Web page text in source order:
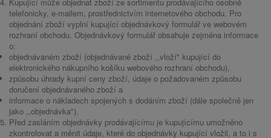
telefonicky, e-mailem, prostřednictvím internetového obchodu. Pro
objednání zboží vyplní kupující objednávkový formulář ve webovém
rozhraní obchodu. Objednávkový formulář obsahuje zejména informace
o:
objednávaném zboží (objednávané zboží ,,vloží" kupující do
elektronického nákupního košíku webového rozhraní obchodu),
způsobu úhrady kupní ceny zboží, údaje o požadovaném způsobu
doručení objednávaného zboží a
informace o nákladech spojených s dodáním zboží (dále společně jen
jako ,,objednávka").
Před zasláním objednávky prodávajícímu je kupujícímu umožněno
zkontrolovat a měnit údaje, které do objednávky kupující vložil, a to i s